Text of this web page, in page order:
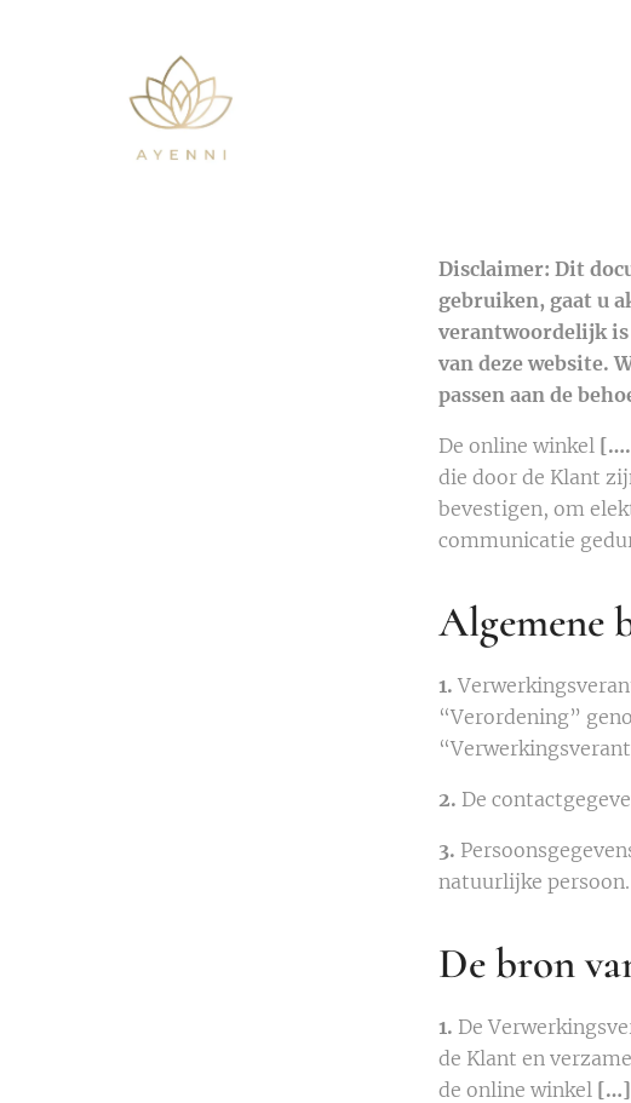
Disclaimer: Dit
gebruiken, gaat u
verantwoordelijk is
van deze website.
passen aan de
De online winkel
die door de Klant
bevestigen, om
communicatie
Algemene
1.
“Verordening”
2. De
3.
natuurlijke persoon.
De bron
1. De
de Klant en
de online winkel […]